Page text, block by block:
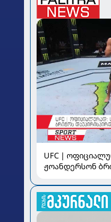
UFC |
ჟოანდერსონ